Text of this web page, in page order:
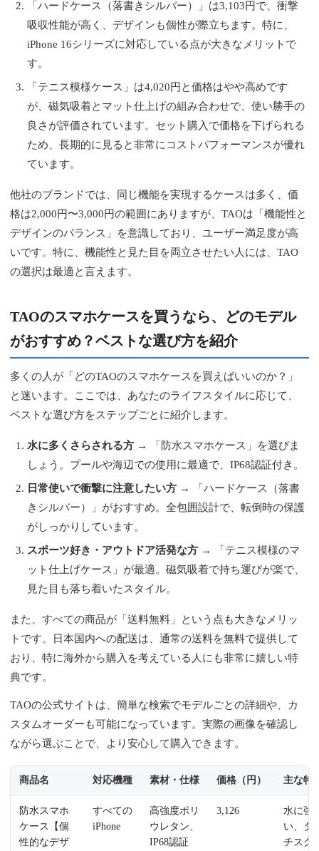
「ハードケース（落書きシルバー）」は3,103円で、衝撃
吸収性能が高く、デザインも個性が際立ちます。特に、
iPhone 16シリーズに対応している点が大きなメリットで
す。
「テニス模様ケース」は4,020円と価格はやや高めです
が、磁気吸着とマット仕上げの組み合わせで、使い勝手の
良さが評価されています。セット購入で価格を下げられる
ため、長期的に見ると非常にコストパフォーマンスが優れ
ています。
他社のブランドでは、同じ機能を実現するケースは多く、価
格は2,000円〜3,000円の範囲にありますが、TAOは「機能性と
デザインのバランス」を意識しており、ユーザー満足度が高
いです。特に、機能性と見た目を両立させたい人には、TAO
の選択は最適と言えます。
TAOのスマホケースを買うなら、どのモデル
がおすすめ？ベストな選び方を紹介
多くの人が「どのTAOのスマホケースを買えばいいのか？」
と迷います。ここでは、あなたのライフスタイルに応じて、
ベストな選び方をステップごとに紹介します。
水に多くさらされる方 → 「防水スマホケース」を選びま
しょう。プールや海辺での使用に最適で、IP68認証付き。
日常使いで衝撃に注意したい方 → 「ハードケース（落書
きシルバー）」がおすすめ。全包囲設計で、転倒時の保護
がしっかりしています。
スポーツ好き・アウトドア活発な方 → 「テニス模様のマ
ット仕上げケース」が最適。磁気吸着で持ち運びが楽で、
見た目も落ち着いたスタイル。
また、すべての商品が「送料無料」という点も大きなメリッ
トです。日本国内への配送は、通常の送料を無料で提供して
おり、特に海外から購入を考えている人にも非常に嬉しい特
典です。
TAOの公式サイトは、簡単な検索でモデルごとの詳細や、カ
スタムオーダーも可能になっています。実際の画像を確認し
ながら選ぶことで、より安心して購入できます。
商品名 対応機種 素材・仕様 価格（円） 主な特
防水スマホ
ケース【個
性的なデザ
すべての
iPhone
高強度ポリ
ウレタン、
IP68認証
3,126
水に強
い、タ
チスク